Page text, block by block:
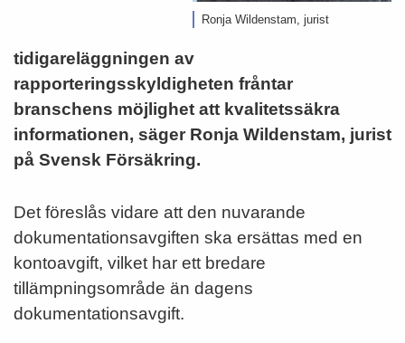
Ronja Wildenstam, jurist
tidigareläggningen av
rapporteringsskyldigheten fråntar
branschens möjlighet att kvalitetssäkra
informationen, säger Ronja Wildenstam, jurist
på Svensk Försäkring.
Det föreslås vidare att den nuvarande
dokumentationsavgiften ska ersättas med en
kontoavgift, vilket har ett bredare
tillämpningsområde än dagens
dokumentationsavgift.